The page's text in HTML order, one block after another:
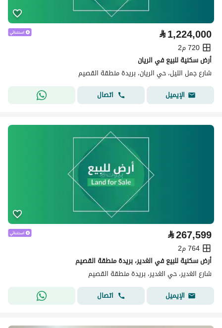
⃁1,224,000
720 م2
أرض سكنية للبيع في الريان
شارع جمل الليل، حي الريان، بريدة منطقة القصيم
الإيميل
اتصال
⃁267,599
764 م2
أرض سكنية للبيع في الغدير، بريدة منطقة القصيم
شارع الغدير، حي الغدير، بريدة منطقة القصيم
الإيميل
اتصال